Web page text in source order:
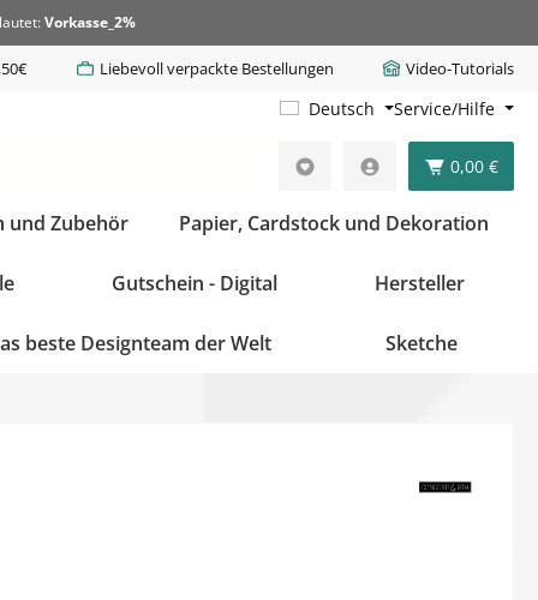
Vorkasse_2%
Liebevoll verpackte Bestellungen Video-Tutorials
Deutsch Service/Hilfe
0,00 €
und Zubehör Papier, Cardstock und Dekoration
Gutschein - Digital Hersteller
beste Designteam der Welt Sketche